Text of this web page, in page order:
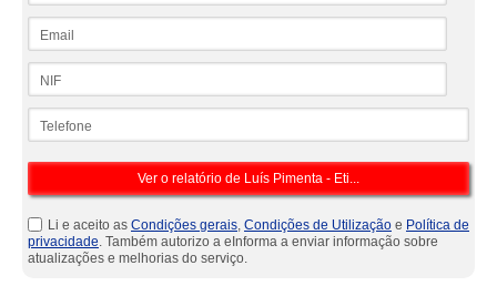
Li e aceito as Condições gerais, Condições de Utilização e Política de
privacidade. Também autorizo a eInforma a enviar informação sobre
atualizações e melhorias do serviço.